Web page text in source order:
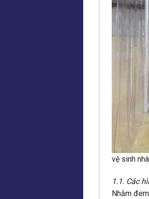
vệ sinh
1.1. Các
Nhằm